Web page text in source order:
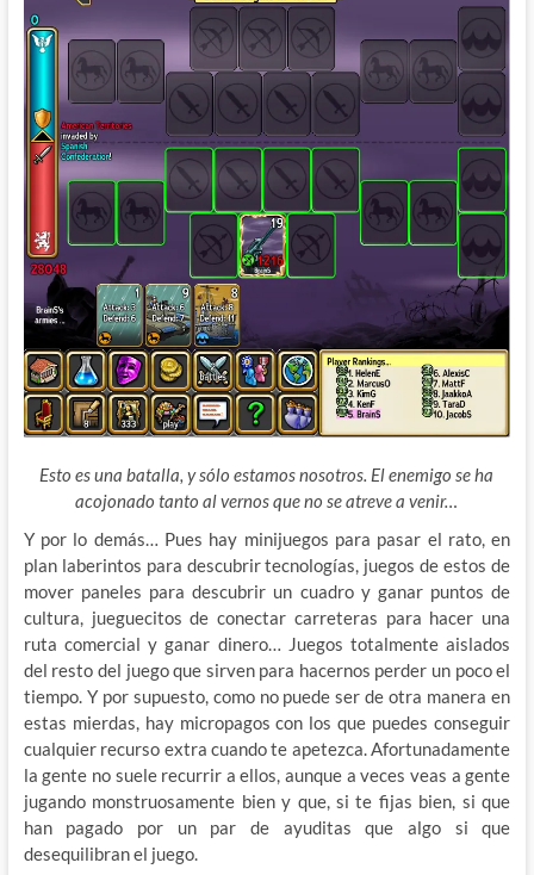
Esto es una batalla, y sólo estamos nosotros. El enemigo se ha
acojonado tanto al vernos que no se atreve a venir…
Y por lo demás… Pues hay minijuegos para pasar el rato, en
plan laberintos para descubrir tecnologías, juegos de estos de
mover paneles para descubrir un cuadro y ganar puntos de
cultura, jueguecitos de conectar carreteras para hacer una
ruta comercial y ganar dinero… Juegos totalmente aislados
del resto del juego que sirven para hacernos perder un poco el
tiempo. Y por supuesto, como no puede ser de otra manera en
estas mierdas, hay micropagos con los que puedes conseguir
cualquier recurso extra cuando te apetezca. Afortunadamente
la gente no suele recurrir a ellos, aunque a veces veas a gente
jugando monstruosamente bien y que, si te fijas bien, si que
han pagado por un par de ayuditas que algo si que
desequilibran el juego.